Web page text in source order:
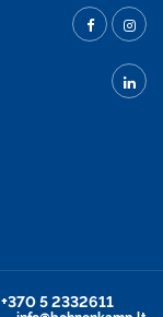
+370 5 2332611